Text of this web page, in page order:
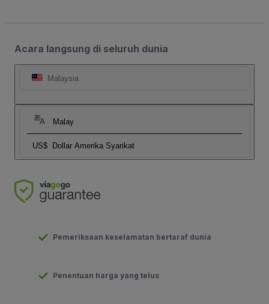
Acara langsung di seluruh dunia
Malaysia
Malay
US$ Dollar Amerika Syarikat
Pemeriksaan keselamatan bertaraf dunia
Penentuan harga yang telus